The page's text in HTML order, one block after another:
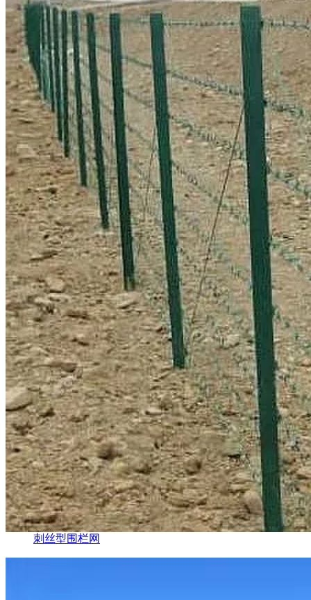
刺丝型围栏网